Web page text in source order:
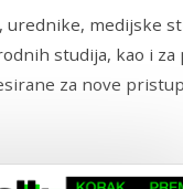
urednike, medijske
studija, kao i
za nove